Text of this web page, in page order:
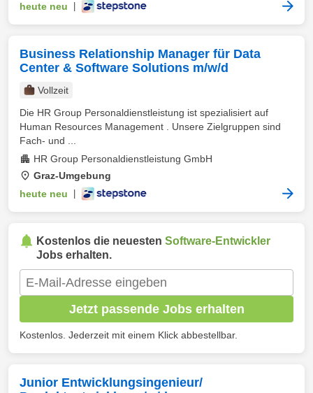
heute neu
Business Relationship Manager für Data
Center & Software Solutions m/w/d
Vollzeit
Die HR Group Personaldienstleistung ist spezialisiert auf
Human Resources Management . Unsere Zielgruppen sind
Fach- und ...
HR Group Personaldienstleistung GmbH
Graz-Umgebung
heute neu
Kostenlos die neuesten Software-Entwickler
Jobs erhalten.
Jetzt passende Jobs erhalten
Kostenlos. Jederzeit mit einem Klick abbestellbar.
Junior Entwicklungsingenieur/